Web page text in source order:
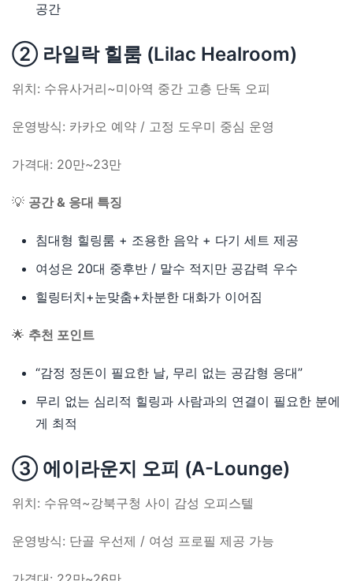
공간
② 라일락 힐룸 (Lilac Healroom)
위치: 수유사거리~미아역 중간 고층 단독 오피
운영방식: 카카오 예약 / 고정 도우미 중심 운영
가격대: 20만~23만
💡 공간 & 응대 특징
침대형 힐링룸 + 조용한 음악 + 다기 세트 제공
여성은 20대 중후반 / 말수 적지만 공감력 우수
힐링터치+눈맞춤+차분한 대화가 이어짐
🌟 추천 포인트
“감정 정돈이 필요한 날, 무리 없는 공감형 응대”
무리 없는 심리적 힐링과 사람과의 연결이 필요한 분에
게 최적
③ 에이라운지 오피 (A-Lounge)
위치: 수유역~강북구청 사이 감성 오피스텔
운영방식: 단골 우선제 / 여성 프로필 제공 가능